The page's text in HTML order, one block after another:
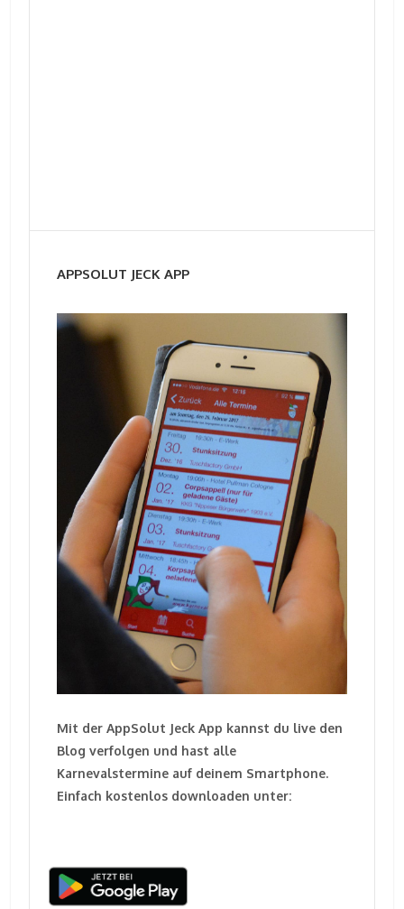
APPSOLUT JECK APP
Mit der AppSolut Jeck App kannst du live den
Blog verfolgen und hast alle
Karnevalstermine auf deinem Smartphone.
Einfach kostenlos downloaden unter: